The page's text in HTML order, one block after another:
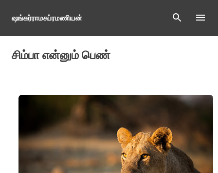
Skip to main content
ஷங்கர்ராமசுப்ரமணியன்
சிம்பா என்னும் பெண்